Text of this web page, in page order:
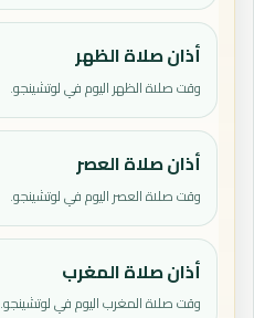
أذان صلاة الظهر
وقت صلاة الظهر اليوم في لوتشينجو.
أذان صلاة العصر
وقت صلاة العصر اليوم في لوتشينجو.
أذان صلاة المغرب
وقت صلاة المغرب اليوم في لوتشينجو.